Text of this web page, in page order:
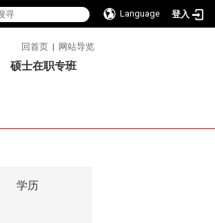
Language 登入
回首页 | 网站导览
硕士在职专班
学历